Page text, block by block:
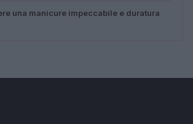
una manicure impeccabile e duratura